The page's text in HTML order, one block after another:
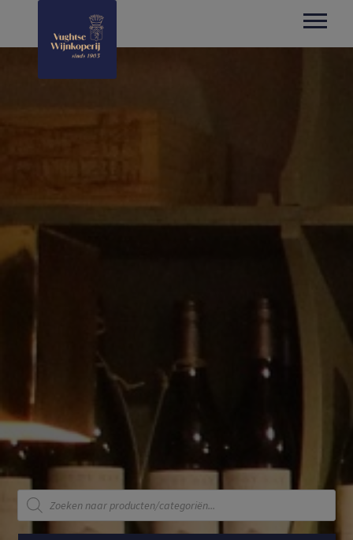
Producten
zoeken